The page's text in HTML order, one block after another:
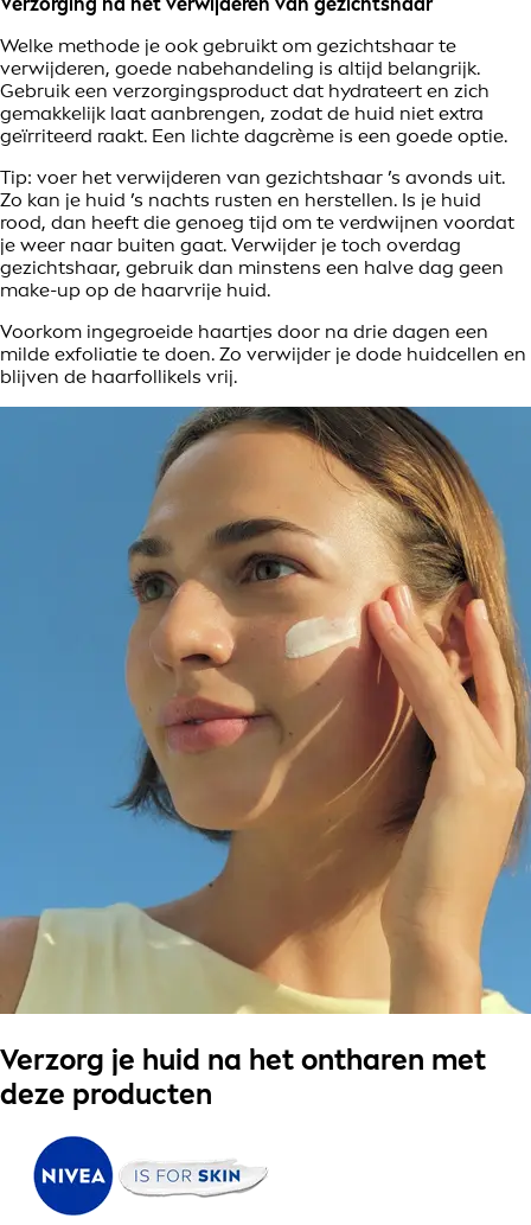
Verzorging na het verwijderen van gezichtshaar
Welke methode je ook gebruikt om gezichtshaar te
verwijderen, goede nabehandeling is altijd belangrijk.
Gebruik een verzorgingsproduct dat hydrateert en zich
gemakkelijk laat aanbrengen, zodat de huid niet extra
geïrriteerd raakt. Een lichte dagcrème is een goede optie.
Tip: voer het verwijderen van gezichtshaar ’s avonds uit.
Zo kan je huid ’s nachts rusten en herstellen. Is je huid
rood, dan heeft die genoeg tijd om te verdwijnen voordat
je weer naar buiten gaat. Verwijder je toch overdag
gezichtshaar, gebruik dan minstens een halve dag geen
make-up op de haarvrije huid.
Voorkom ingegroeide haartjes door na drie dagen een
milde exfoliatie te doen. Zo verwijder je dode huidcellen en
blijven de haarfollikels vrij.
Verzorg je huid na het ontharen met
deze producten